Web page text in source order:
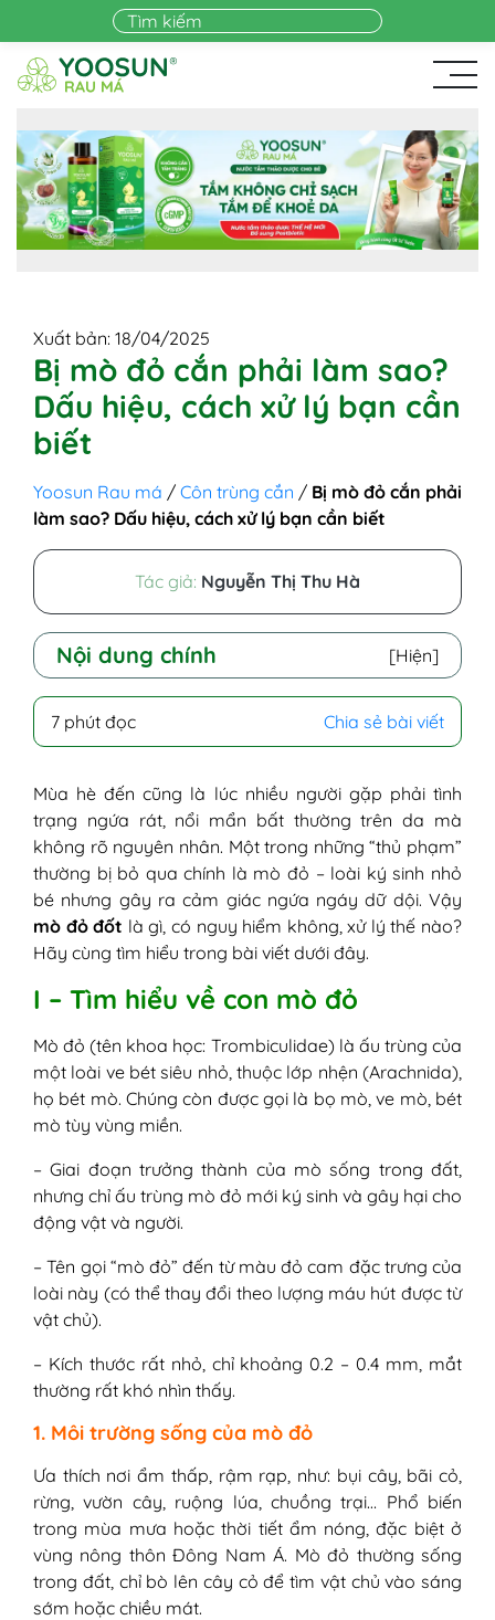
Skip to main content
Xuất bản: 18/04/2025
Bị mò đỏ cắn phải làm sao?
Dấu hiệu, cách xử lý bạn cần
biết
Yoosun Rau má / Côn trùng cắn / Bị mò đỏ cắn phải
làm sao? Dấu hiệu, cách xử lý bạn cần biết
Tác giả: Nguyễn Thị Thu Hà
Nội dung chính [Hiện]
1. Môi trường sống của mò đỏ
3. Mò đỏ có gây bệnh gì không?
II - Nguyên nhân bị mò đỏ cắn
1. Tiếp xúc với môi trường ẩm thấp,
rậm rạp
2. Mặc đồ ngắn hoặc bó sát
3. Không vệ sinh cá nhân và giặt giũ
kỹ sau khi ra ngoài
cỏ dại
hoặc thú rừng
III - Biểu hiện khi bị mò đỏ cắn
IV - Phân biệt mò đỏ đốt với muỗi, rệp, bọ
chét đốt
V - Mò đỏ đốt có nguy hiểm không?
VI - Cách xử lý khi bị mò đỏ đốt
Bước 1: Rửa sạch vùng da bị đốt
Bước 2: Làm dịu ngứa và giảm viêm
Bước 3: Tuyệt đối không gãi
Bước 4: Theo dõi triệu chứng bất
nhân
VII - Cách phòng tránh khi bị mò đỏ cắn
VIII - Câu hỏi thường gặp khi bị mò đỏ cắn
1. Vết mò đỏ đốt có lây không?
2. Trẻ em bị mò đỏ cắn thì xử lý sao?
3. Làm sao để biết vẫn còn mò đỏ
vẫn ở trên người?
4. Bị mò đỏ đốt 1 lần rồi có bị lại
không?
7 phút đọc Chia sẻ bài viết
Mùa hè đến cũng là lúc nhiều người gặp phải tình
trạng ngứa rát, nổi mẩn bất thường trên da mà
không rõ nguyên nhân. Một trong những “thủ phạm”
thường bị bỏ qua chính là mò đỏ – loài ký sinh nhỏ
bé nhưng gây ra cảm giác ngứa ngáy dữ dội. Vậy
mò đỏ đốt là gì, có nguy hiểm không, xử lý thế nào?
Hãy cùng tìm hiểu trong bài viết dưới đây.
I – Tìm hiểu về con mò đỏ
Mò đỏ (tên khoa học: Trombiculidae) là ấu trùng của
một loài ve bét siêu nhỏ, thuộc lớp nhện (Arachnida),
họ bét mò. Chúng còn được gọi là bọ mò, ve mò, bét
mò tùy vùng miền.
– Giai đoạn trưởng thành của mò sống trong đất,
nhưng chỉ ấu trùng mò đỏ mới ký sinh và gây hại cho
động vật và người.
– Tên gọi “mò đỏ” đến từ màu đỏ cam đặc trưng của
loài này (có thể thay đổi theo lượng máu hút được từ
vật chủ).
– Kích thước rất nhỏ, chỉ khoảng 0.2 – 0.4 mm, mắt
thường rất khó nhìn thấy.
1. Môi trường sống của mò đỏ
Ưa thích nơi ẩm thấp, rậm rạp, như: bụi cây, bãi cỏ,
rừng, vườn cây, ruộng lúa, chuồng trại… Phổ biến
trong mùa mưa hoặc thời tiết ẩm nóng, đặc biệt ở
vùng nông thôn Đông Nam Á. Mò đỏ thường sống
trong đất, chỉ bò lên cây cỏ để tìm vật chủ vào sáng
sớm hoặc chiều mát.